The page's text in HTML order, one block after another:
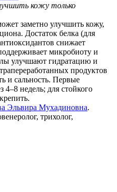
кожу только
заметно улучшить кожу,
Достаток белка (для
снижает
микробиоту и
улучшают гидратацию и
продуктов
и сальность. Первые
недель; для стойкого
Эльвира Мухадиновна.
трихолог,